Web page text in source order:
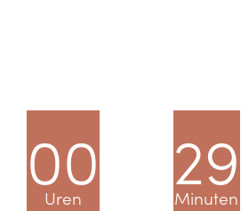
00
Uren 29
Minuten